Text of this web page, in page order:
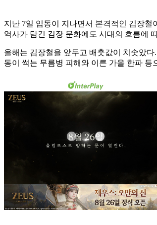
지난 7일 입동이 지나면서 본격적인 김장
역사가 담긴 김장 문화에도 시대의 흐름에
올해는 김장철을 앞두고 배춧값이 치솟았
동이 썩는 무름병 피해와 이른 가을 한파 등